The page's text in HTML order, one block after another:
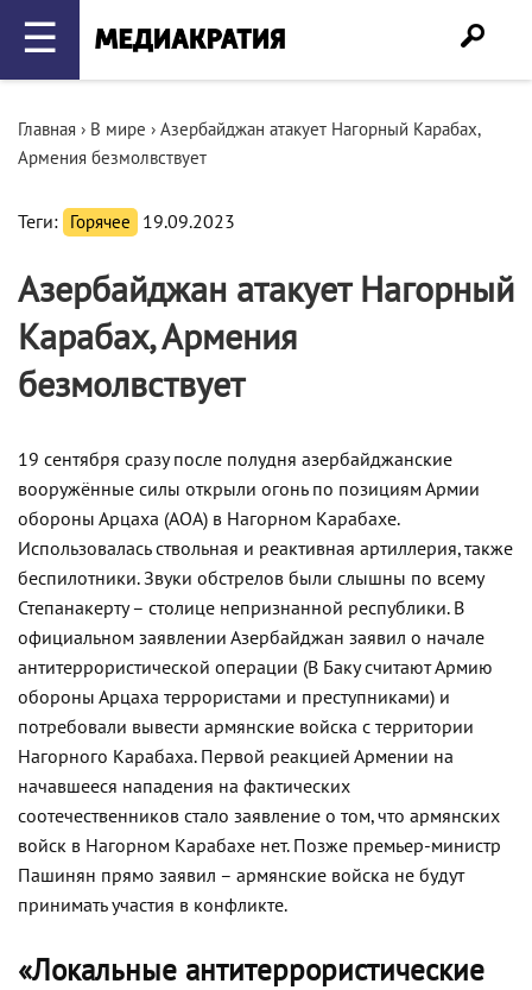
☰
Главная › В мире › Азербайджан атакует Нагорный Карабах,
Армения безмолвствует
Теги: Горячее 19.09.2023
Азербайджан атакует Нагорный
Карабах, Армения
безмолвствует
19 сентября сразу после полудня азербайджанские
вооружённые силы открыли огонь по позициям Армии
обороны Арцаха (АОА) в Нагорном Карабахе.
Использовалась ствольная и реактивная артиллерия, также
беспилотники. Звуки обстрелов были слышны по всему
Степанакерту – столице непризнанной республики. В
официальном заявлении Азербайджан заявил о начале
антитеррористической операции (В Баку считают Армию
обороны Арцаха террористами и преступниками) и
потребовали вывести армянские войска с территории
Нагорного Карабаха. Первой реакцией Армении на
начавшееся нападения на фактических
соотечественников стало заявление о том, что армянских
войск в Нагорном Карабахе нет. Позже премьер-министр
Пашинян прямо заявил – армянские войска не будут
принимать участия в конфликте.
«Локальные антитеррористические